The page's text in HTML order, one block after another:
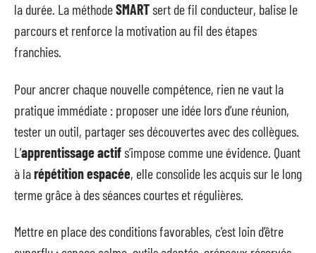
la durée. La méthodeSMARTsert de fil conducteur, balise le
parcours et renforce la motivation au fil des étapes
franchies.
Pour ancrer chaque nouvelle compétence, rien ne vaut la
pratique immédiate : proposer une idée lors d’une réunion,
tester un outil, partager ses découvertes avec des collègues.
L’apprentissage actifs’impose comme une évidence. Quant
à larépétition espacée, elle consolide les acquis sur le long
terme grâce à des séances courtes et régulières.
Mettre en place des conditions favorables, c’est loin d’être